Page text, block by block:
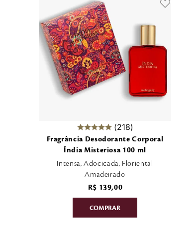
218
Fragrância Desodorante Corporal
Índia Misteriosa 100 ml
Intensa, Adocicada, Floriental
Amadeirado
R$ 139,00